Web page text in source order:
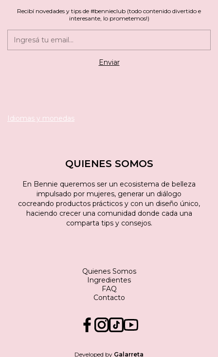
Recibí novedades y tips de #bennieclub (todo contenido divertido e
interesante, lo prometemos!)
Idiomas y monedas
QUIENES SOMOS
En Bennie queremos ser un ecosistema de belleza
impulsado por mujeres, generar un diálogo
cocreando productos prácticos y con un diseño único,
haciendo crecer una comunidad donde cada una
comparta tips y consejos.
Quienes Somos
Ingredientes
FAQ
Contacto
Developed by Galarreta